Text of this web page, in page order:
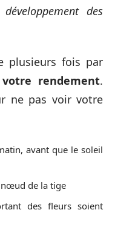
des
plusieurs fois par
rendement.
ne pas voir votre
avant que le soleil
nœud de la tige
des fleurs soient